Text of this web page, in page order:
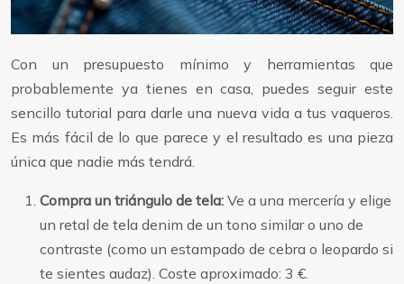
Con un presupuesto mínimo y herramientas que
probablemente ya tienes en casa, puedes seguir este
sencillo tutorial para darle una nueva vida a tus vaqueros.
Es más fácil de lo que parece y el resultado es una pieza
única que nadie más tendrá.
Compra un triángulo de tela: Ve a una mercería y elige
un retal de tela denim de un tono similar o uno de
contraste (como un estampado de cebra o leopardo si
te sientes audaz). Coste aproximado: 3 €.